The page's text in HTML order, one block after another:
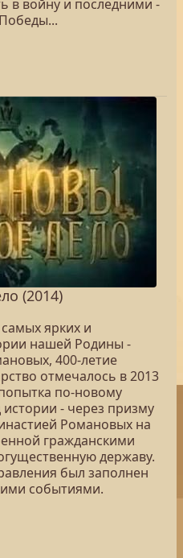
в войну и последними -
(2014)
ярких и
нашей Родины -
400-летие
отмечалось в 2013
по-новому
истории - через призму
Романовых на
гражданскими
державу.
был заполнен
событиями.